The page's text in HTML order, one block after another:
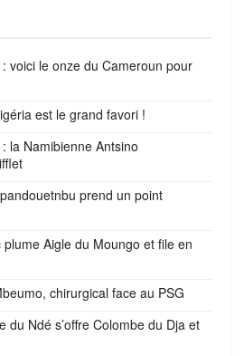
voici le onze du Cameroun pour
est le grand favori !
la Namibienne Antsino
prend un point
Aigle du Moungo et file en
chirurgical face au PSG
du Ndé s’offre Colombe du Dja et